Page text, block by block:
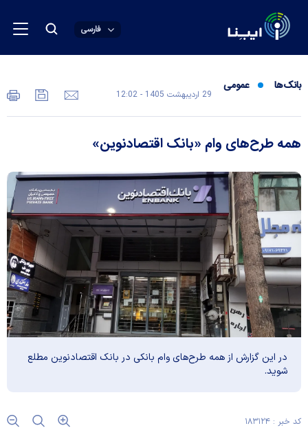
فارسی
بانک‌ها عمومی
29 ارديبهشت 1405 - 12:02
همه طرح‌های وام «بانک اقتصاد‌نوین»
در این گزارش از همه طرح‌های وام بانکی در بانک اقتصاد‌نوین مطلع
شوید.
کد خبر : ۱۸۳۱۲۴